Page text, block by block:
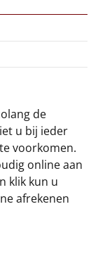
de
u bij ieder
voorkomen.
online aan
klik kun u
afrekenen